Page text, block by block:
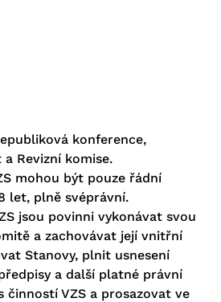
konference,
Revizní komise.
mohou být pouze řádní
let, plně svéprávní.
jsou povinni vykonávat svou
a zachovávat její vnitřní
Stanovy, plnit usnesení
a další platné právní
činností VZS a prosazovat ve